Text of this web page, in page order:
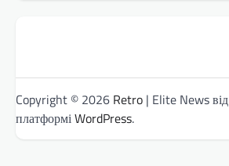
Copyright © 2026 Retro | Elite News від
платформіWordPress.